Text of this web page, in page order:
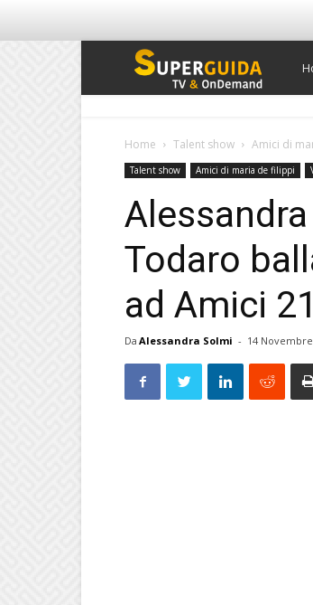
TV
Home Talent show Amici di
Talent show Amici di maria de filippi
Todaro
ad Amici
Da Alessandra Solmi - 14 Novembre